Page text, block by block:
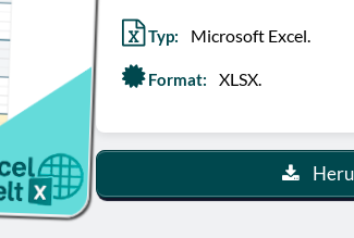
Typ: Microsoft Excel.
Format: XLSX.